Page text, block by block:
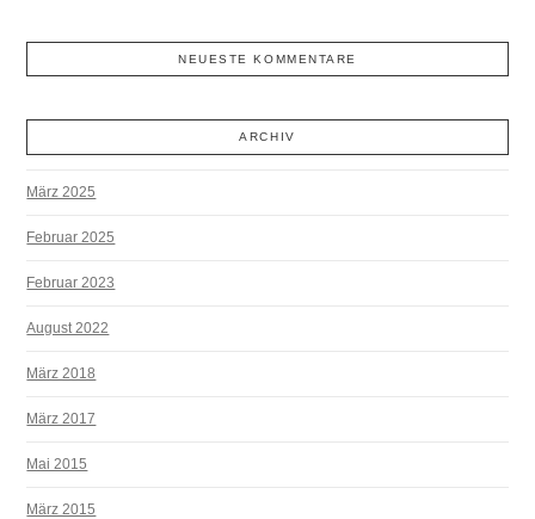
NEUESTE KOMMENTARE
ARCHIV
März 2025
Februar 2025
Februar 2023
August 2022
März 2018
März 2017
Mai 2015
März 2015